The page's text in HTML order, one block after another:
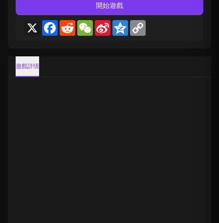
開始遊戲
X Facebook
RedditWeChat
Sina
Weibo
Qzone
遊戲詳情